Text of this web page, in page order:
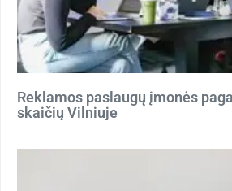
Reklamos paslaugų įmonės
skaičių Vilniuje